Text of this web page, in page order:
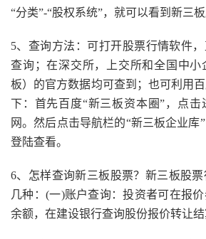
“分类”-“股权系统”，就可以看到新三板
5、查询方法：可打开股票行情软件
查询；在深交所，上交所和全国中小
板）的官方数据均可查到；也可利用
下：首先百度“新三板资本圈”，点击
网。然后点击导航栏的“新三板企业库
登陆查看。
6、怎样查询新三板股票？新三板股
几种：(一)账户查询：投资者可在报
余额，在建设银行查询股份报价转让结